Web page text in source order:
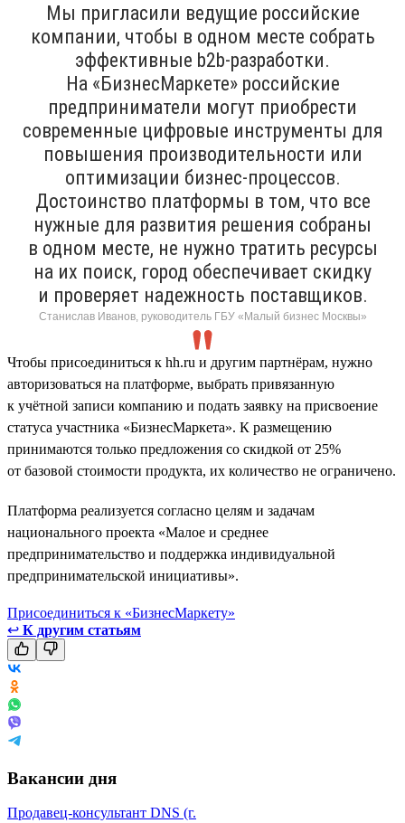
Мы пригласили ведущие российские
компании, чтобы в одном месте собрать
эффективные b2b-разработки.
На «БизнесМаркете» российские
предприниматели могут приобрести
современные цифровые инструменты для
повышения производительности или
оптимизации бизнес-процессов.
Достоинство платформы в том, что все
нужные для развития решения собраны
в одном месте, не нужно тратить ресурсы
на их поиск, город обеспечивает скидку
и проверяет надежность поставщиков.
Станислав Иванов, руководитель ГБУ «Малый бизнес Москвы»
Чтобы присоединиться к hh.ru и другим партнёрам, нужно
авторизоваться на платформе, выбрать привязанную
к учётной записи компанию и подать заявку на присвоение
статуса участника «БизнесМаркета». К размещению
принимаются только предложения со скидкой от 25%
от базовой стоимости продукта, их количество не ограничено.
Платформа реализуется согласно целям и задачам
национального проекта «Малое и среднее
предпринимательство и поддержка индивидуальной
предпринимательской инициативы».
Присоединиться к «БизнесМаркету»
↩ К другим статьям
Вакансии дня
Продавец-консультант DNS (г.